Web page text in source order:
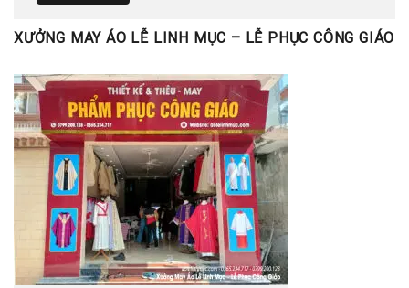
XƯỞNG MAY ÁO LỄ LINH MỤC – LỄ PHỤC CÔNG GIÁO